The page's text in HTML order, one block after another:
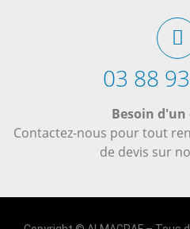
03 88
Besoin d'un
Contactez-nous pour tout
de devis sur